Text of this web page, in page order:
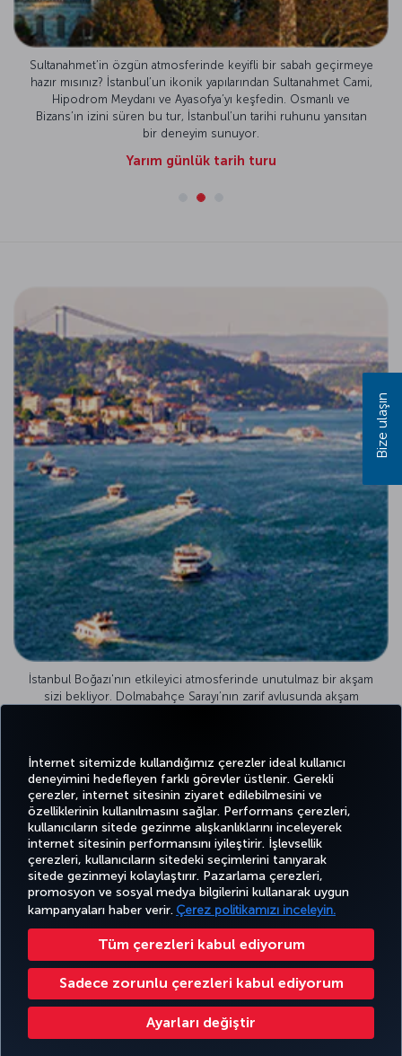
İnternet sitemizde kullandığımız çerezler ideal kullanıcı
deneyimini hedefleyen farklı görevler üstlenir. Gerekli
çerezler, internet sitesinin ziyaret edilebilmesini ve
özelliklerinin kullanılmasını sağlar. Performans çerezleri,
kullanıcıların sitede gezinme alışkanlıklarını inceleyerek
internet sitesinin performansını iyileştirir. İşlevsellik
çerezleri, kullanıcıların sitedeki seçimlerini tanıyarak
sitede gezinmeyi kolaylaştırır. Pazarlama çerezleri,
promosyon ve sosyal medya bilgilerini kullanarak uygun
kampanyaları haber verir. Çerez politikamızı inceleyin.
Tüm çerezleri kabul ediyorum
Sadece zorunlu çerezleri kabul ediyorum
Ayarları değiştir
Sultanahmet’in özgün atmosferinde keyifli bir sabah geçirmeye
hazır mısınız? İstanbul’un ikonik yapılarından Sultanahmet Cami,
Hipodrom Meydanı ve Ayasofya’yı keşfedin. Osmanlı ve
Bizans’ın izini süren bu tur, İstanbul’un tarihi ruhunu yansıtan
bir deneyim sunuyor.
Yarım günlük tarih turu
İstanbul Boğazı'nın etkileyici atmosferinde unutulmaz bir akşam
sizi bekliyor. Dolmabahçe Sarayı’nın zarif avlusunda akşam
Boğaz turu
TwitterFacebook
Instagram
YoutubeLinkedIn
TiktokBlogPinterest
BİLET
AL VE
DENEYİM
FIRSATLAR
VE UÇUŞ
POPÜLER
UÇUŞLAR
YARDIM
TURKISH
AIRLINES
Bilgi Toplumu Hizmetleri Gizlilik ve Çerez Politikası Yasal Uyarı
Çerez Ayarlarını Değiştir
Bize ulaşın